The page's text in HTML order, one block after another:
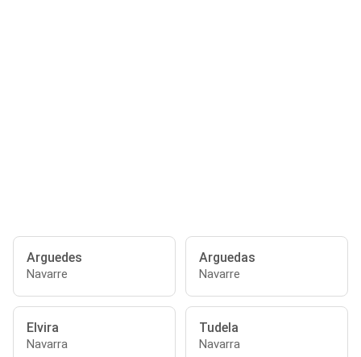
Arguedes
Navarre
Arguedas
Navarre
Elvira
Navarra
Tudela
Navarra